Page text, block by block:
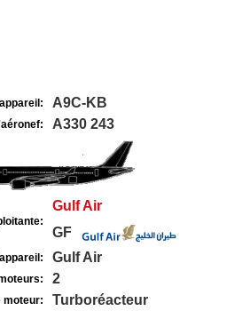
A9C-KB
A330 243
Gulf Air
GF
Gulf Air
2
moteur: Turboréacteur